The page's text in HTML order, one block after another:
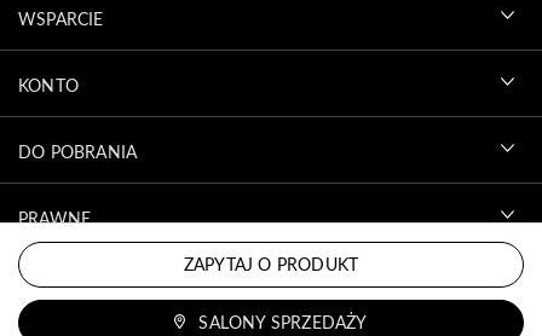
ZAPYTAJ O PRODUKT
SALONY SPRZEDAŻY
WSPARCIE
KONTO
DO POBRANIA
PRAWNE